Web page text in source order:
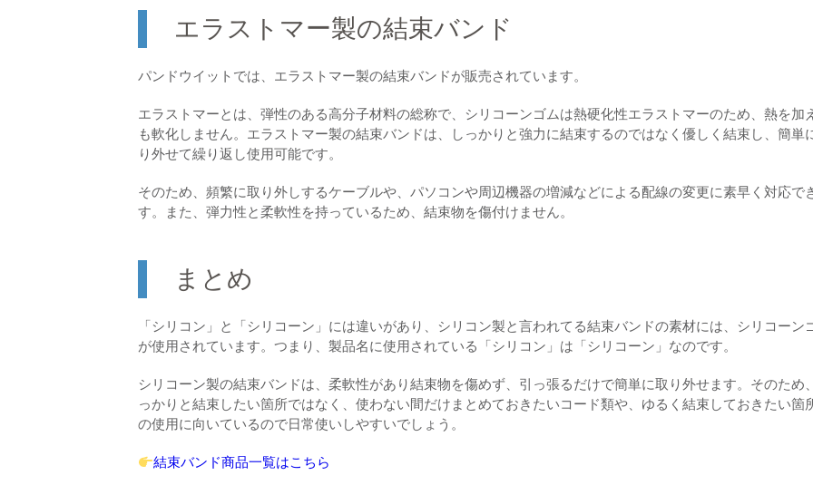
エラストマー製の結束バンド
パンドウイットでは、エラストマー製の結束バンドが販売されています。
エラストマーとは、弾性のある高分子材料の総称で、シリコーンゴムは熱硬化性エラストマーのため、熱を加
も軟化しません。エラストマー製の結束バンドは、しっかりと強力に結束するのではなく優しく結束し、簡単
り外せて繰り返し使用可能です。
そのため、頻繁に取り外しするケーブルや、パソコンや周辺機器の増減などによる配線の変更に素早く対応で
す。また、弾力性と柔軟性を持っているため、結束物を傷付けません。
まとめ
「シリコン」と「シリコーン」には違いがあり、シリコン製と言われてる結束バンドの素材には、シリコーン
が使用されています。つまり、製品名に使用されている「シリコン」は「シリコーン」なのです。
シリコーン製の結束バンドは、柔軟性があり結束物を傷めず、引っ張るだけで簡単に取り外せます。そのため
っかりと結束したい箇所ではなく、使わない間だけまとめておきたいコード類や、ゆるく結束しておきたい箇
の使用に向いているので日常使いしやすいでしょう。
結束バンド商品一覧はこちら